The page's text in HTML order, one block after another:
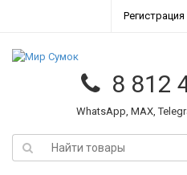
Регистрация
8 812
WhatsApp, MAX,